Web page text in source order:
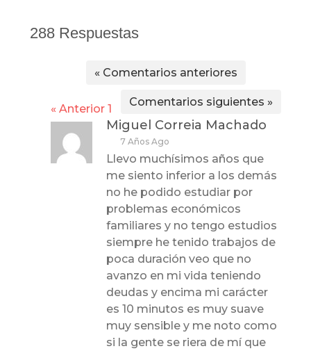
288 Respuestas
« Comentarios anteriores
Comentarios siguientes »
Miguel Correia Machado
7 Años Ago
Llevo muchísimos años que
me siento inferior a los demás
no he podido estudiar por
problemas económicos
familiares y no tengo estudios
siempre he tenido trabajos de
poca duración veo que no
avanzo en mi vida teniendo
deudas y encima mi carácter
es 10 minutos es muy suave
muy sensible y me noto como
si la gente se riera de mí que
« Anterior 1